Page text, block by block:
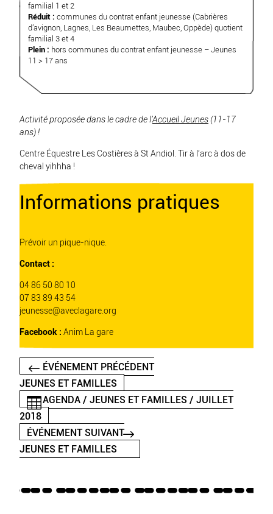
familial 1 et 2
Réduit : communes du contrat enfant jeunesse (Cabrières
d’avignon, Lagnes, Les Beaumettes, Maubec, Oppède) quotient
familial 3 et 4
Plein : hors communes du contrat enfant jeunesse – Jeunes
11 > 17 ans
Activité proposée dans le cadre de l’Accueil Jeunes(11-17
ans) !
Centre Équestre Les Costières à St Andiol. Tir à l’arc à dos de
cheval yihhha !
Informations pratiques
Prévoir un pique-nique.
Contact :
04 86 50 80 10
07 83 89 43 54
jeunesse@aveclagare.org
Facebook : Anim La gare
ÉVÉNEMENT PRÉCÉDENT
JEUNES ET FAMILLES
AGENDA / JEUNES ET FAMILLES / JUILLET
2018
ÉVÉNEMENT SUIVANT
JEUNES ET FAMILLES